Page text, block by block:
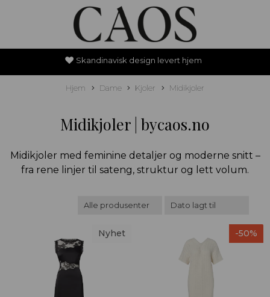
Skandinavisk design levert hjem
Hjem Dame Kjoler Midikjoler
Midikjoler | bycaos.no
Midikjoler med feminine detaljer og moderne snitt –
fra rene linjer til sateng, struktur og lett volum.
Nyhet -50%